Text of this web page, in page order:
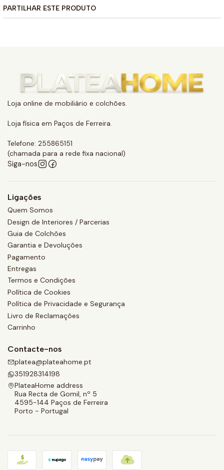
PARTILHAR ESTE PRODUTO
Loja online de mobiliário e colchões.
Loja física em Paços de Ferreira.
Telefone: 255865151
(chamada para a rede fixa nacional)
Siga-nos
Ligações
Quem Somos
Design de Interiores / Parcerias
Guia de Colchões
Garantia e Devoluções
Pagamento
Entregas
Termos e Condições
Política de Cookies
Política de Privacidade e Segurança
Livro de Reclamações
Carrinho
Contacte-nos
platea@plateahome.pt
351928314198
PlateaHome address
Rua Recta de Gomil, nº 5
4595-144 Paços de Ferreira
Porto - Portugal